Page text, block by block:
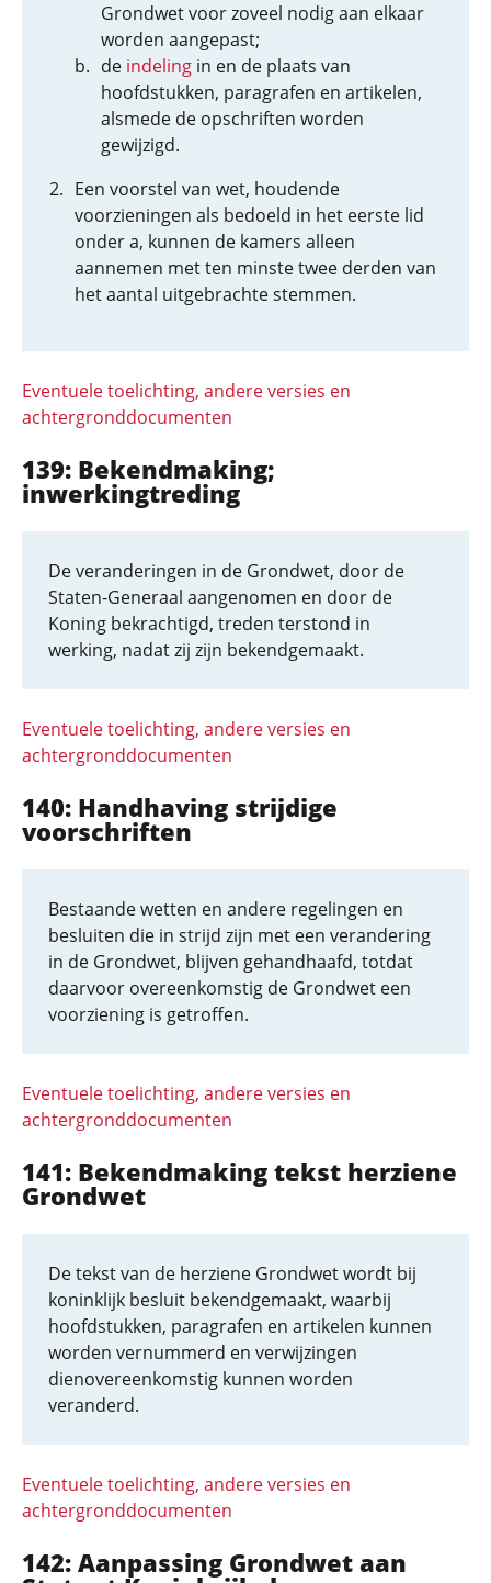
Grondwet voor zoveel nodig aan elkaar
worden aangepast;
de indeling in en de plaats van
hoofdstukken, paragrafen en artikelen,
alsmede de opschriften worden
gewijzigd.
Een voorstel van wet, houdende
voorzieningen als bedoeld in het eerste lid
onder a, kunnen de kamers alleen
aannemen met ten minste twee derden van
het aantal uitgebrachte stemmen.
Eventuele toelichting, andere versies en
achtergronddocumenten
139: Bekendmaking;
inwerkingtreding
De veranderingen in de Grondwet, door de
Staten-Generaal aangenomen en door de
Koning bekrachtigd, treden terstond in
werking, nadat zij zijn bekendgemaakt.
Eventuele toelichting, andere versies en
achtergronddocumenten
140: Handhaving strijdige
voorschriften
Bestaande wetten en andere regelingen en
besluiten die in strijd zijn met een verandering
in de Grondwet, blijven gehandhaafd, totdat
daarvoor overeenkomstig de Grondwet een
voorziening is getroffen.
Eventuele toelichting, andere versies en
achtergronddocumenten
141: Bekendmaking tekst herziene
Grondwet
De tekst van de herziene Grondwet wordt bij
koninklijk besluit bekendgemaakt, waarbij
hoofdstukken, paragrafen en artikelen kunnen
worden vernummerd en verwijzingen
dienovereenkomstig kunnen worden
veranderd.
Eventuele toelichting, andere versies en
achtergronddocumenten
142: Aanpassing Grondwet aan